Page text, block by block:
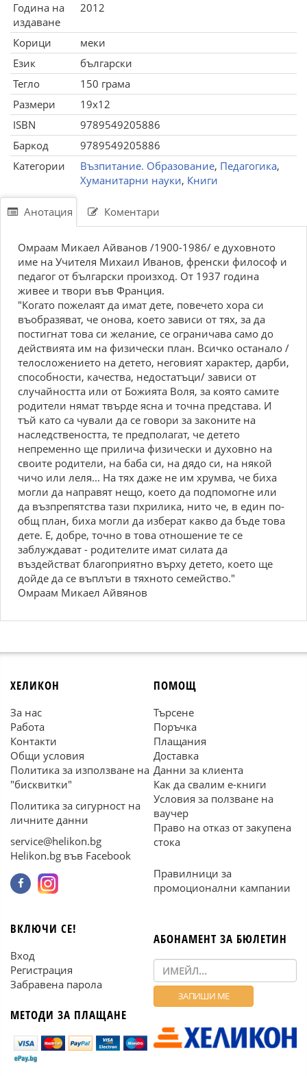
Година на
издаване
2012
Корици
меки
Език
български
Тегло
150 грама
Размери
19x12
ISBN
9789549205886
Баркод
9789549205886
Категории
Възпитание. Образование, Педагогика,
Хуманитарни науки, Книги
Анотация Коментари
Омраам Микаел Айванов /1900-1986/ е духовното
име на Учителя Михаил Иванов, френски философ и
педагог от български произход. От 1937 година
живее и твори във Франция.
"Когато пожелаят да имат дете, повечето хора си
въобразяват, че онова, което зависи от тях, за да
постигнат това си желание, се ограничава само до
действията им на физически план. Всичко останало /
телосложението на детето, неговият характер, дарби,
способности, качества, недостатъци/ зависи от
случайността или от Божията Воля, за която самите
родители нямат твърде ясна и точна представа. И
тъй като са чували да се говори за законите на
наследствеността, те предполагат, че детето
непременно ще прилича физически и духовно на
своите родители, на баба си, на дядо си, на някой
чичо или леля... На тях даже не им хрумва, че биха
могли да направят нещо, което да подпомогне или
да възпрепятства тази пхрилика, нито че, в един по-
общ план, биха могли да изберат какво да бъде това
дете. Е, добре, точно в това отношение те се
заблуждават - родителите имат силата да
въздействат благоприятно върху детето, което ще
дойде да се въплъти в тяхното семейство."
Омраам Микаел Айвянов
ХЕЛИКОН
За нас
Работа
Контакти
Общи условия
Политика за използване на
"бисквитки"
Политика за сигурност на
личните данни
service@helikon.bg
Helikon.bg във Facebook
ПОМОЩ
Търсене
Поръчка
Плащания
Доставка
Данни за клиента
Как да свалим е-книги
Условия за ползване на
ваучер
Право на отказ от закупена
стока
Правилници за
промоционални кампании
ВКЛЮЧИ СЕ!
Вход
Регистрация
Забравена парола
МЕТОДИ ЗА ПЛАЩАНЕ
АБОНАМЕНТ ЗА БЮЛЕТИН